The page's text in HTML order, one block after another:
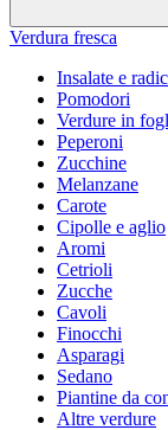
Verdura fresca
Insalate e
Pomodori
Verdure in
Peperoni
Zucchine
Melanzane
Carote
Cipolle e aglio
Aromi
Cetrioli
Zucche
Cavoli
Finocchi
Asparagi
Sedano
Piantine da
Altre verdure